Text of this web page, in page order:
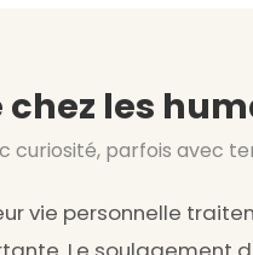
les
curiosité, parfois avec
vie personnelle